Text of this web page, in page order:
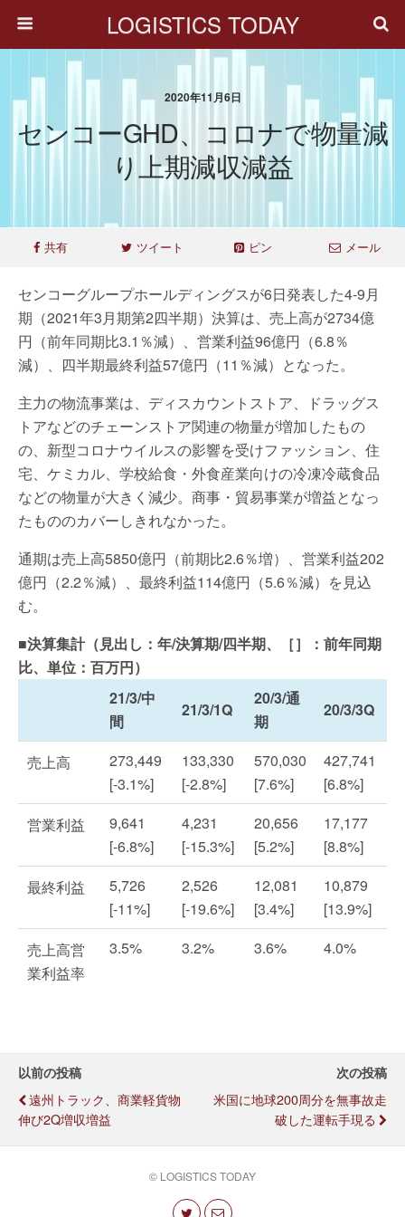
LOGISTICS TODAY
2020年11月6日
センコーGHD、コロナで物量減
り上期減収減益
共有 ツイート ピン メール
センコーグループホールディングスが6日発表した4‐9月
期（2021年3月期第2四半期）決算は、売上高が2734億
円（前年同期比3.1％減）、営業利益96億円（6.8％
減）、四半期最終利益57億円（11％減）となった。
主力の物流事業は、ディスカウントストア、ドラッグス
トアなどのチェーンストア関連の物量が増加したもの
の、新型コロナウイルスの影響を受けファッション、住
宅、ケミカル、学校給食・外食産業向けの冷凍冷蔵食品
などの物量が大きく減少。商事・貿易事業が増益となっ
たもののカバーしきれなかった。
通期は売上高5850億円（前期比2.6％増）、営業利益202
億円（2.2％減）、最終利益114億円（5.6％減）を見込
む。
■決算集計（見出し：年/決算期/四半期、［］：前年同期
比、単位：百万円）
21/3/中
間
21/3/1Q
20/3/通
期
20/3/3Q
売上高
273,449
[-3.1%]
133,330
[-2.8%]
570,030
[7.6%]
427,741
[6.8%]
営業利益
9,641
[-6.8%]
4,231
[-15.3%]
20,656
[5.2%]
17,177
[8.8%]
最終利益
5,726
[-11%]
2,526
[-19.6%]
12,081
[3.4%]
10,879
[13.9%]
売上高営
業利益率
3.5% 3.2% 3.6% 4.0%
以前の投稿
遠州トラック、商業軽貨物
伸び2Q増収増益
次の投稿
米国に地球200周分を無事故走
破した運転手現る
© LOGISTICS TODAY